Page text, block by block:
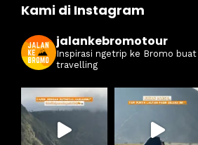
Kami di Instagram
jalankebromotour
Inspirasi ngetrip ke Bromo
travelling